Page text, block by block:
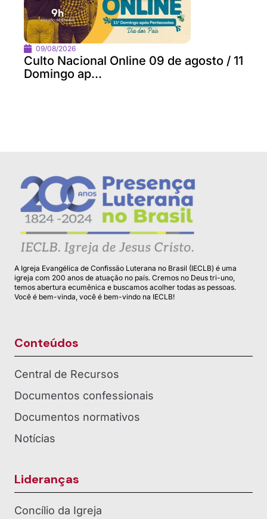
09/08/2026
Culto Nacional Online 09 de agosto / 11
Domingo ap...
A Igreja Evangélica de Confissão Luterana no Brasil (IECLB) é uma
igreja com 200 anos de atuação no país. Cremos no Deus tri-uno,
temos abertura ecumênica e buscamos acolher todas as pessoas.
Você é bem-vinda, você é bem-vindo na IECLB!
Conteúdos
Central de Recursos
Documentos confessionais
Documentos normativos
Notícias
Lideranças
Concílio da Igreja